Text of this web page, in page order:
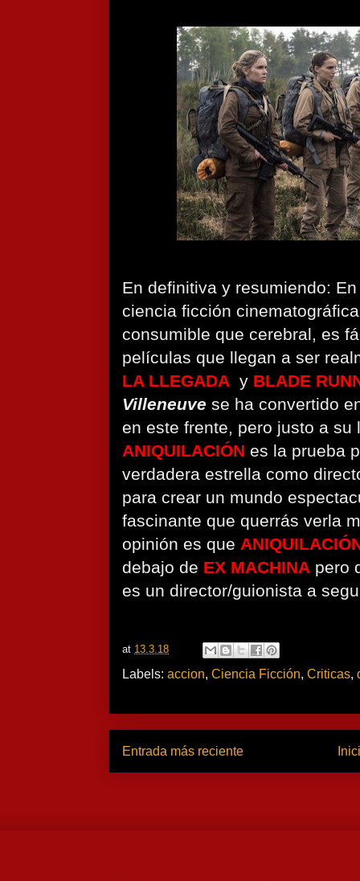
En definitiva y resumiendo:
ciencia ficción
consumible que cerebral, es
películas que llegan a ser
LA LLEGADA y BLADE
Villeneuve se ha convertido
en este frente, pero justo a
ANIQUILACIÓN es la prueba
verdadera estrella como
para crear un mundo
fascinante que querrás verla
opinión es que
debajo de EX MACHINA pero
es un director/guionista a
at 13.3.18
Labels: accion, Ciencia Ficción, Criticas,
Entrada más reciente